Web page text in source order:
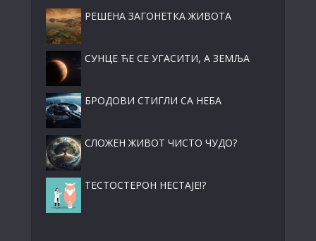
РЕШЕНА ЗАГОНЕТКА ЖИВОТА
СУНЦЕ ЋЕ СЕ УГАСИТИ, А ЗЕМЉА
БРОДОВИ СТИГЛИ СА НЕБА
СЛОЖЕН ЖИВОТ ЧИСТО ЧУДО?
ТЕСТОСТЕРОН НЕСТАЈЕ!?